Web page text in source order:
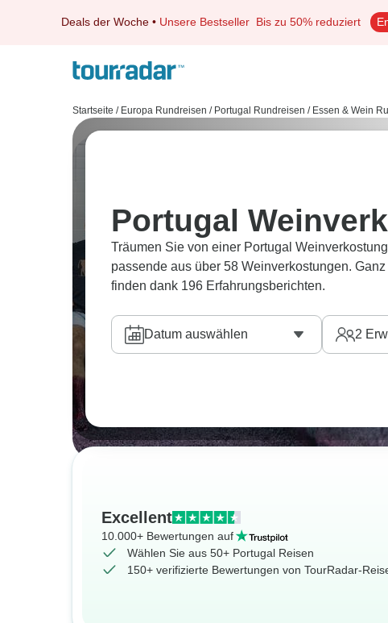
Deals der Woche • Unsere Bestseller Bis zu 50% reduziert
Startseite / Europa Rundreisen / Portugal Rundreisen / Essen & Wein
Portugal
Träumen Sie von einer Portugal
passende aus über 58 Weinverkostungen.
finden dank 196 Erfahrungsberichten.
Datum auswählen 2
Excellent
10.000+ Bewertungen auf
Wählen Sie aus 50+ Portugal Reisen
150+ verifizierte Bewertungen von TourRadar-